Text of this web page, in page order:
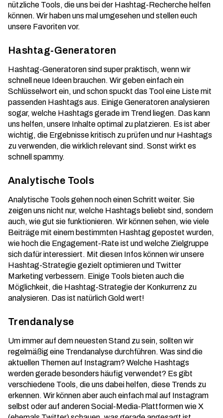
nützliche Tools, die uns bei der Hashtag-Recherche helfen
können. Wir haben uns mal umgesehen und stellen euch
unsere Favoriten vor.
Hashtag-Generatoren
Hashtag-Generatoren sind super praktisch, wenn wir
schnell neue Ideen brauchen. Wir geben einfach ein
Schlüsselwort ein, und schon spuckt das Tool eine Liste mit
passenden Hashtags aus. Einige Generatoren analysieren
sogar, welche Hashtags gerade im Trend liegen. Das kann
uns helfen, unsere Inhalte optimal zu platzieren. Es ist aber
wichtig, die Ergebnisse kritisch zu prüfen und nur Hashtags
zu verwenden, die wirklich relevant sind. Sonst wirkt es
schnell spammy.
Analytische Tools
Analytische Tools gehen noch einen Schritt weiter. Sie
zeigen uns nicht nur, welche Hashtags beliebt sind, sondern
auch, wie gut sie funktionieren. Wir können sehen, wie viele
Beiträge mit einem bestimmten Hashtag gepostet wurden,
wie hoch die Engagement-Rate ist und welche Zielgruppe
sich dafür interessiert. Mit diesen Infos können wir unsere
Hashtag-Strategie gezielt optimieren und Twitter
Marketing verbessern. Einige Tools bieten auch die
Möglichkeit, die Hashtag-Strategie der Konkurrenz zu
analysieren. Das ist natürlich Gold wert!
Trendanalyse
Um immer auf dem neuesten Stand zu sein, sollten wir
regelmäßig eine Trendanalyse durchführen. Was sind die
aktuellen Themen auf Instagram? Welche Hashtags
werden gerade besonders häufig verwendet? Es gibt
verschiedene Tools, die uns dabei helfen, diese Trends zu
erkennen. Wir können aber auch einfach mal auf Instagram
selbst oder auf anderen Social-Media-Plattformen wie X